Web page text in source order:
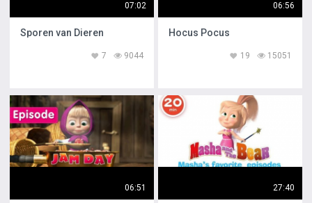
07:02
Sporen van Dieren
9044
7
06:56
Hocus Pocus
15051
19
06:51 27:40